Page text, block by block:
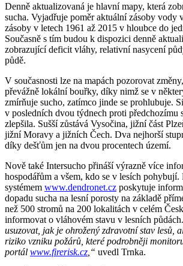
Denně aktualizovaná je hlavní mapy, která
sucha. Vyjadřuje poměr aktuální zásoby vody
zásoby v letech 1961 až 2015 v hloubce do
Současně s tím budou k dispozici denně
zobrazující deficit vláhy, relativní nasycení
půdě.
V současnosti lze na mapách pozorovat
převážně lokální bouřky, díky nimž se v
zmírňuje sucho, zatímco jinde se prohlubuje.
v posledních dvou týdnech proti předchozímu
zlepšila. Sušší zůstává Vysočina, jižní část
jižní Moravy a jižních Čech. Dva nejhorší
díky dešťům jen na dvou procentech území.
Nově také Intersucho přináší výrazně více
hospodářům a všem, kdo se v lesích pohybují.
systémem www.dendronet.cz poskytuje
dopadu sucha na lesní porosty na základě
než 500 stromů na 200 lokalitách v celém
informovat o vláhovém stavu v lesních půdách.
usuzovat, jak je ohrožený zdravotní stav lesů,
riziko vzniku požárů, které podrobněji
portál www.firerisk.cz ,“ uvedl Trnka.